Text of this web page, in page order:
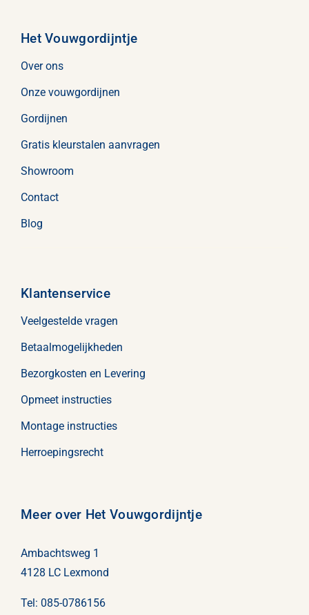
Het Vouwgordijntje
Over ons
Onze vouwgordijnen
Gordijnen
Gratis kleurstalen aanvragen
Showroom
Contact
Blog
Klantenservice
Veelgestelde vragen
Betaalmogelijkheden
Bezorgkosten en Levering
Opmeet instructies
Montage instructies
Herroepingsrecht
Meer over Het Vouwgordijntje
Ambachtsweg 1
4128 LC Lexmond
Tel: 085-0786156